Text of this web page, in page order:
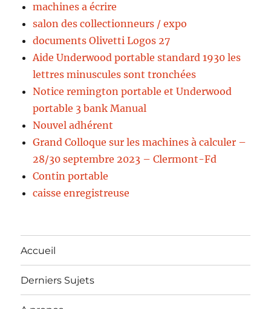
machines a écrire
salon des collectionneurs / expo
documents Olivetti Logos 27
Aide Underwood portable standard 1930 les
lettres minuscules sont tronchées
Notice remington portable et Underwood
portable 3 bank Manual
Nouvel adhérent
Grand Colloque sur les machines à calculer –
28/30 septembre 2023 – Clermont-Fd
Contin portable
caisse enregistreuse
Accueil
Derniers Sujets